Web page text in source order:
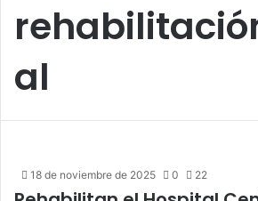
al
18 de noviembre de 2025 0 22